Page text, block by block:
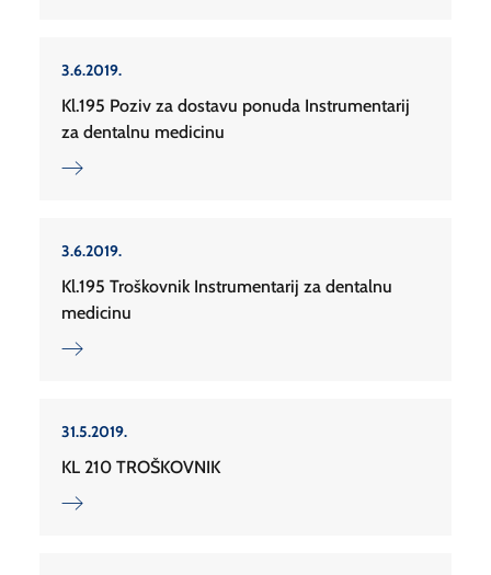
3.6.2019.
Kl.195 Poziv za dostavu ponuda Instrumentarij
za dentalnu medicinu
3.6.2019.
Kl.195 Troškovnik Instrumentarij za dentalnu
medicinu
31.5.2019.
KL 210 TROŠKOVNIK